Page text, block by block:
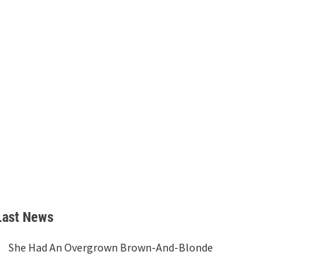
News
She Had An Overgrown Brown-And-Blonde